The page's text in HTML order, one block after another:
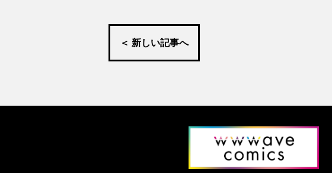
＜ 新しい記事へ